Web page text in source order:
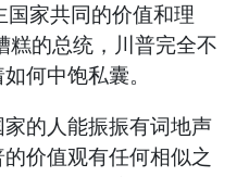
家共同的价值和理
糕的总统，川普完全不
何中饱私囊。
的人能振振有词地声
价值观有任何相似之